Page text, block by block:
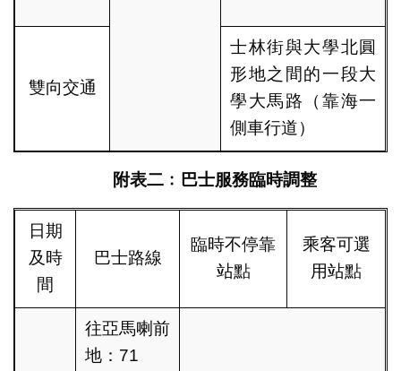
雙向交通
士林街與大學北圓
形地之間的一段大
學大馬路（靠海一
側車行道）
附表二﹕巴士服務臨時調整
日期
及時
間
巴士路線
臨時不停靠
站點
乘客可選
用站點
往亞馬喇前
地：71